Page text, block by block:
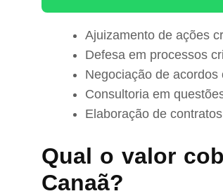
Ajuizamento de ações
Defesa em processos
Negociação de acordos
Consultoria em
Elaboração de
Qual o valor
Canaã?